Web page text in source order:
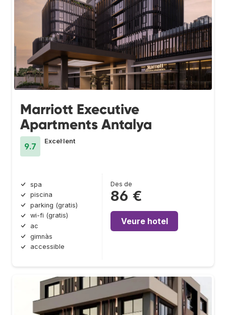
Marriott Executive
Apartments Antalya
9.7
Excel·lent
spa
piscina
parking (gratis)
wi-fi (gratis)
ac
gimnàs
accessible
Des de
86 €
Veure hotel